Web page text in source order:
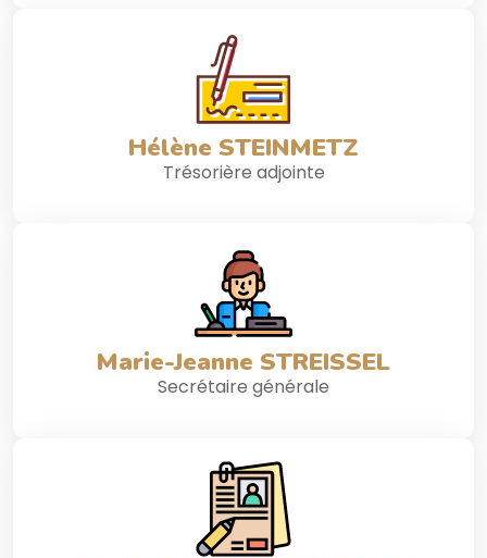
Hélène STEINMETZ
Trésorière adjointe
Marie-Jeanne STREISSEL
Secrétaire générale